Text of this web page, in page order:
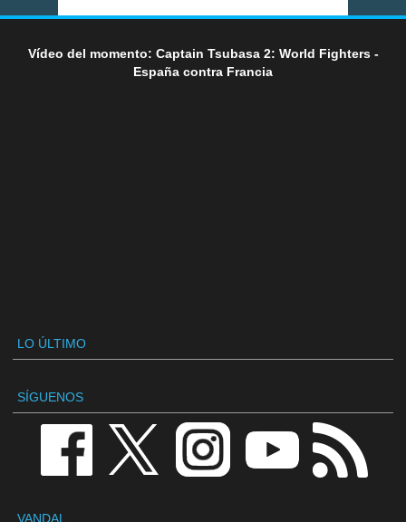
Vídeo del momento: Captain Tsubasa 2: World Fighters -
España contra Francia
LO ÚLTIMO
SÍGUENOS
VANDAL